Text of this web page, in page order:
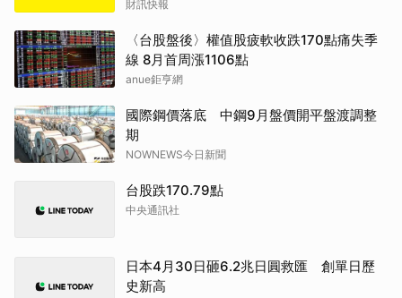
財訊快報
〈台股盤後〉權值股疲軟收跌170點痛失季
線 8月首周漲1106點
anue鉅亨網
國際鋼價落底 中鋼9月盤價開平盤渡調整
期
NOWNEWS今日新聞
台股跌170.79點
中央通訊社
日本4月30日砸6.2兆日圓救匯 創單日歷
史新高